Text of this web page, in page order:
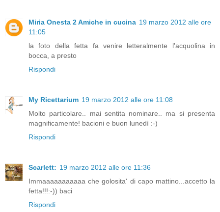
Miria Onesta 2 Amiche in cucina 19 marzo 2012 alle ore
11:05
la foto della fetta fa venire letteralmente l'acquolina in
bocca, a presto
Rispondi
My Ricettarium 19 marzo 2012 alle ore 11:08
Molto particolare.. mai sentita nominare.. ma si presenta
magnificamente! bacioni e buon lunedì :-)
Rispondi
Scarlett: 19 marzo 2012 alle ore 11:36
Immaaaaaaaaaaa che golosita' di capo mattino...accetto la
fetta!!!:-)) baci
Rispondi